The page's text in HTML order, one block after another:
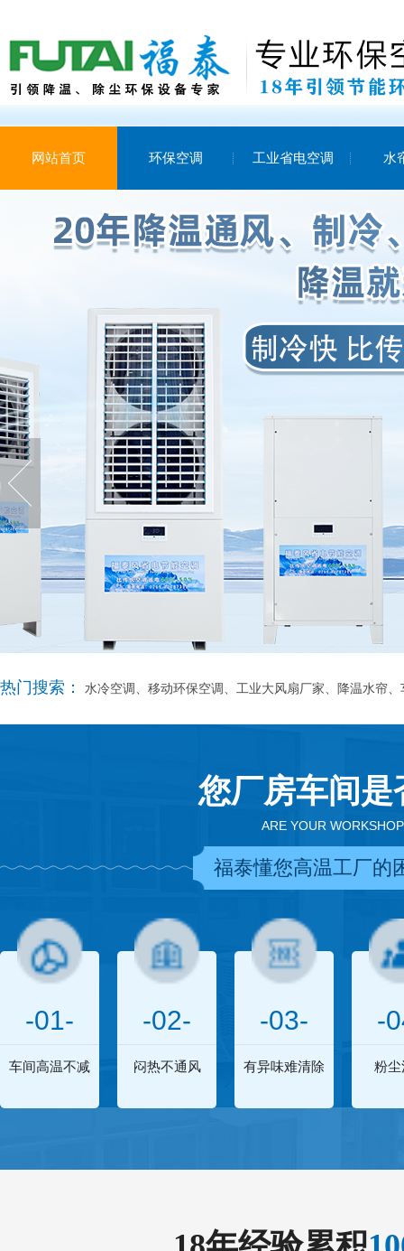
网站首页 环保空调 工业省电空调 水
热门搜索： 水冷空调、移动环保空调、工业大风扇厂家、降温水帘
您厂房车间
ARE YOUR
福泰懂您高温工厂的
-01-
车间高温不减
-02-
闷热不通风
-03-
有异味难清除
-
粉尘